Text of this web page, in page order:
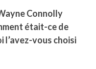
Connolly
était-ce de
l’avez-vous choisi